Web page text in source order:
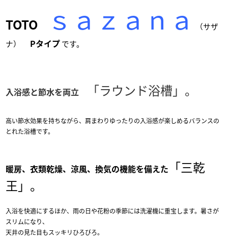
TOTO ｓａｚａｎａ
（サザ
ナ）
Pタイプです。
入浴感と節水を両立 「ラウンド浴槽」。
高い節水効果を持ちながら、肩まわりゆったりの入浴感が楽しめるバランスの
とれた浴槽です。
暖房、衣類乾燥、涼風、換気の機能を備えた
「三乾
王」。
入浴を快適にするほか、雨の日や花粉の季節には洗濯機に重宝します。暑さが
スリムになり、
天井の見た目もスッキリひろびろ。